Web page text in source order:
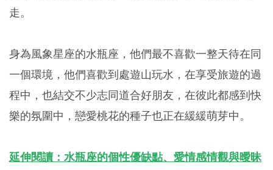
走。
身為風象星座的水瓶座，他們最不喜歡一整天待在同
一個環境，他們喜歡到處遊山玩水，在享受旅遊的過
程中，也結交不少志同道合好朋友，在彼此都感到快
樂的氛圍中，戀愛桃花的種子也正在緩緩萌芽中。
延伸閱讀：水瓶座的個性優缺點、愛情感情觀與曖昧